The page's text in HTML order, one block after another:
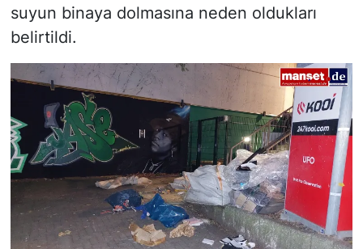
suyun binaya dolmasına neden oldukları
belirtildi.